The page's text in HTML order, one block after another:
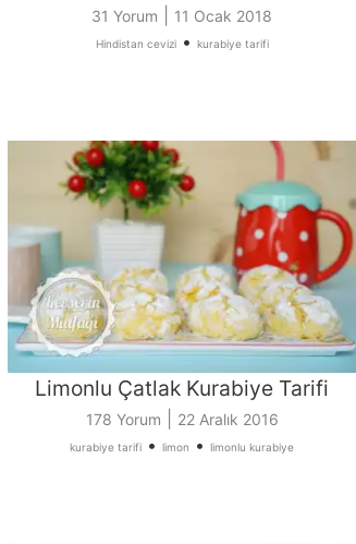
31 Yorum 11 Ocak 2018
Hindistan cevizi• kurabiye tarifi
Limonlu Çatlak Kurabiye Tarifi
178 Yorum 22 Aralık 2016
kurabiye tarifi • limon • limonlu kurabiye